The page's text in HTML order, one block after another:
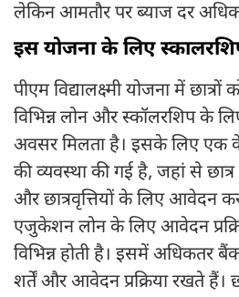
लेकिन आमतौर पर ब्याज दर अधिक
इस योजना के लिए
पीएम विद्यालक्ष्मी योजना में
विभिन्न लोन और स्कॉलरशिप के
अवसर मिलता है। इसके लिए एक
की व्यवस्था की गई है, जहां से
और छात्रवृत्तियों के लिए आवेदन
एजुकेशन लोन के लिए आवेदन
विभिन्न होती है। इसमें अधिकतर बैंक
शर्तें और आवेदन प्रक्रिया रखते हैं।